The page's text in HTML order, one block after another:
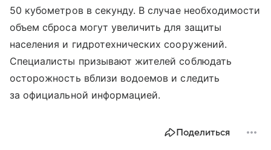
50 кубометров в секунду. В случае необходимости
объем сброса могут увеличить для защиты
населения и гидротехнических сооружений.
Специалисты призывают жителей соблюдать
осторожность вблизи водоемов и следить
за официальной информацией.
Поделиться